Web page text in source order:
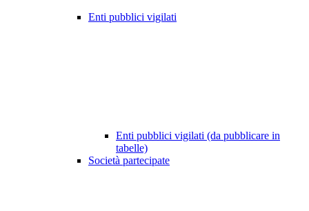
Enti pubblici vigilati
Enti pubblici vigilati (da pubblicare in
tabelle)
Società partecipate